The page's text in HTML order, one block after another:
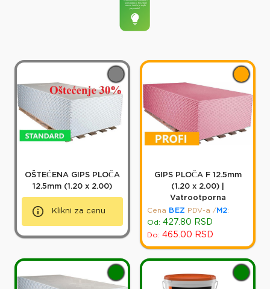
OŠTEĆENA GIPS PLOČA
12.5mm (1.20 x 2.00)
Klikni za cenu
GIPS PLOČA F 12.5mm
(1.20 x 2.00) |
Vatrootporna
Cena
BEZ PDV-a / M2:
Od: 427.80 RSD
Do: 465.00 RSD